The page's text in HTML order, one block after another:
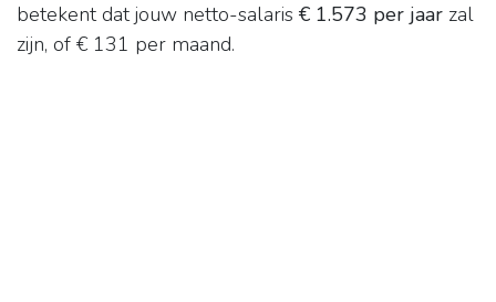
betekent dat jouw netto-salaris € 1.573 per jaar zal
zijn, of € 131 per maand.